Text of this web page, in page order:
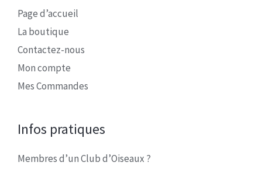
Page d’accueil
La boutique
Contactez-nous
Mon compte
Mes Commandes
Infos pratiques
Membres d’un Club d’Oiseaux ?